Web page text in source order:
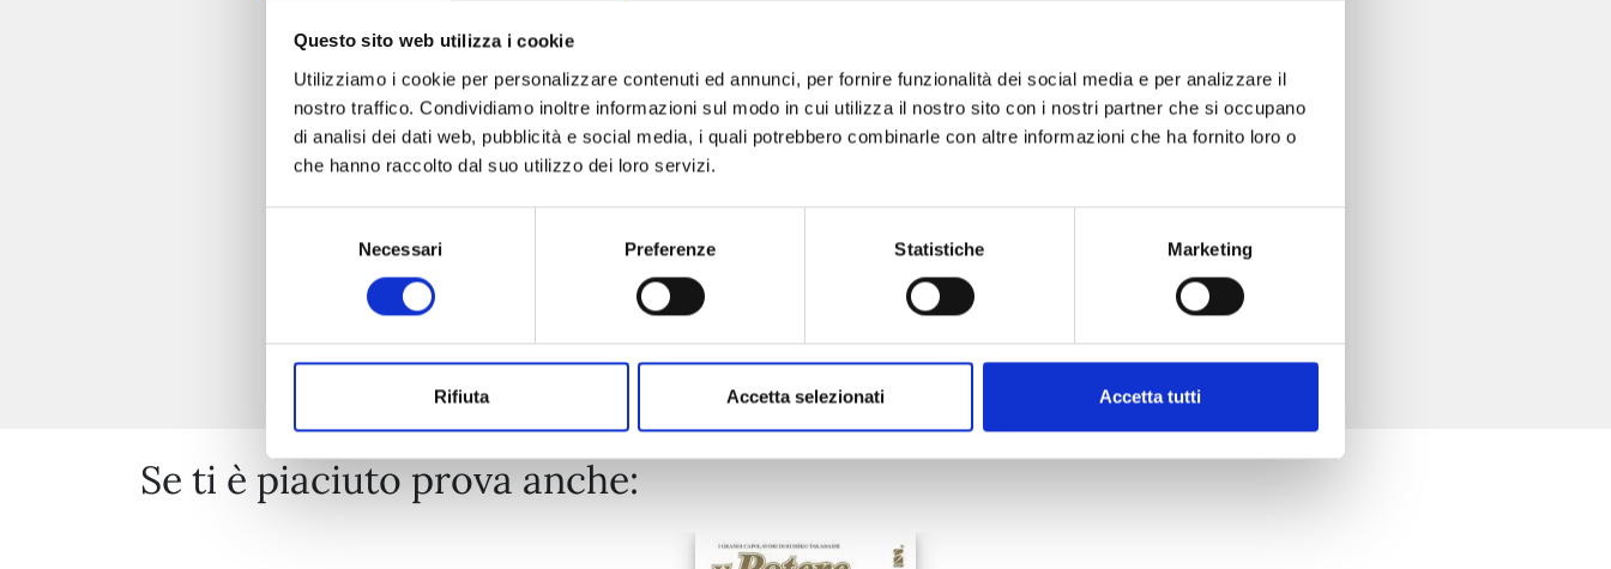
Questo sito web utilizza i cookie
Utilizziamo i cookie per personalizzare contenuti ed annunci, per fornire funzionalità dei social media e per analizzare il
nostro traffico. Condividiamo inoltre informazioni sul modo in cui utilizza il nostro sito con i nostri partner che si occupano
di analisi dei dati web, pubblicità e social media, i quali potrebbero combinarle con altre informazioni che ha fornito loro o
che hanno raccolto dal suo utilizzo dei loro servizi.
Necessari Preferenze Statistiche Marketing
Rifiuta Accetta selezionati Accetta tutti
24/03/2026
Se ti è piaciuto prova anche: